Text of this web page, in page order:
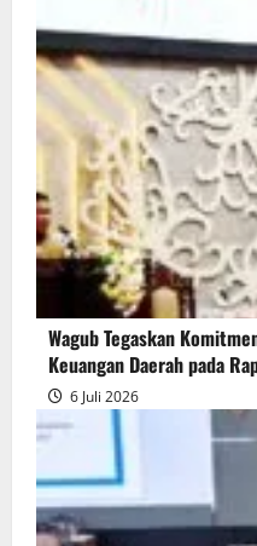
Wagub Tegaskan
Keuangan Daerah pada
6 Juli 2026